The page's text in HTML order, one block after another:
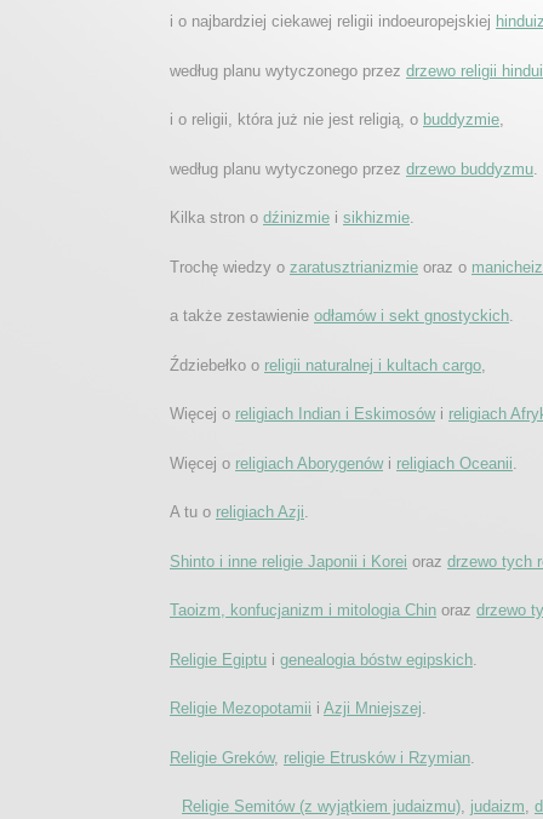
i o najbardziej ciekawej religii indoeuropejskiej
według planu wytyczonego przez drzewo religii
i o religii, która już nie jest religią, o buddyzmie,
według planu wytyczonego przez drzewo buddyzmu
Kilka stron o dźinizmie i sikhizmie.
Trochę wiedzy o zaratusztrianizmie oraz o
a także zestawienie odłamów i sekt gnostyckich.
Ździebełko o religii naturalnej i kultach cargo
Więcej o religiach Indian i Eskimosówi religiach
Więcej o religiach Aborygenówi religiach Oceanii
A tu o religiach Azji.
Shinto i inne religie Japonii i Korei oraz drzewo tych
Taoizm, konfucjanizm i mitologia Chin oraz drzewo
Religie Egiptu i genealogia bóstw egipskich
Religie Mezopotamii i Azji Mniejszej.
Religie Greków, religie Etrusków i Rzymian
Religie Semitów (z wyjątkiem judaizmu), judaizm,